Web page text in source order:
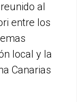
al
entre los
local y la
Canarias